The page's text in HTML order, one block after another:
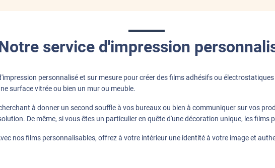
Très bon contact, commande rapide,et expédition rapide,très bien emballer
service d'impression
personnalisé et sur mesure pour créer des films adhésifs ou
surface vitrée ou bien un mur ou meuble.
à donner un second souffle à vos bureaux ou bien à communiquer sur vos
De même, si vous êtes un particulier en quête d'une décoration unique, les films
nos films personnalisables, offrez à votre intérieur une identité à votre image et